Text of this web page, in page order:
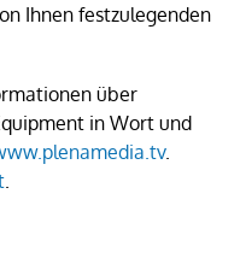
Ihnen festzulegenden
über
in Wort und
.
.